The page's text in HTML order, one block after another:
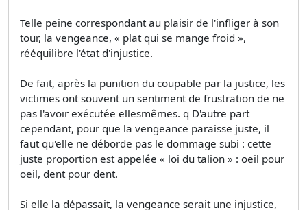
Telle peine correspondant au plaisir de l'infliger à son
tour, la vengeance, « plat qui se mange froid »,
rééquilibre l'état d'injustice.
De fait, après la punition du coupable par la justice, les
victimes ont souvent un sentiment de frustration de ne
pas l'avoir exécutée ellesmêmes. q D'autre part
cependant, pour que la vengeance paraisse juste, il
faut qu'elle ne déborde pas le dommage subi : cette
juste proportion est appelée « loi du talion » : oeil pour
oeil, dent pour dent.
Si elle la dépassait, la vengeance serait une injustice,